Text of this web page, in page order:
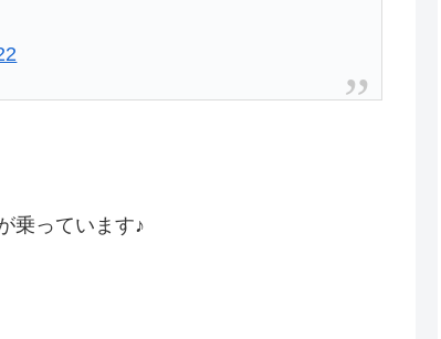
乗っています♪